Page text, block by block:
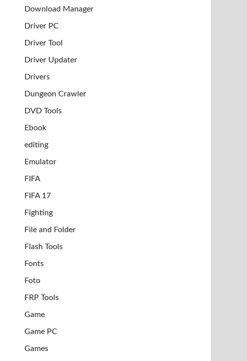
Download Manager
Driver PC
Driver Tool
Driver Updater
Drivers
Dungeon Crawler
DVD Tools
Ebook
editing
Emulator
FIFA
FIFA 17
Fighting
File and Folder
Flash Tools
Fonts
Foto
FRP Tools
Game
Game PC
Games